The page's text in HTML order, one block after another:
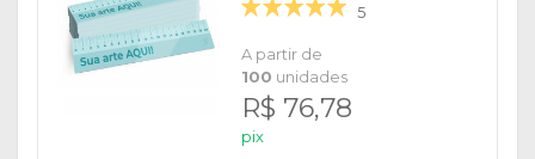
5
A partir de
100 unidades
R$ 76,78
pix